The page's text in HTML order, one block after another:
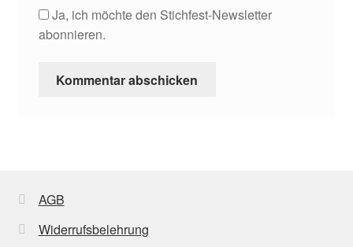
Ja, ich möchte den Stichfest-Newsletter
abonnieren.
AGB
Widerrufsbelehrung